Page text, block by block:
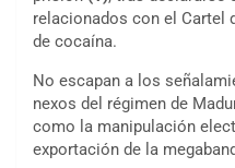
relacionados con el Cartel
de cocaína.
No escapan a los
nexos del régimen de
como la manipulación
exportación de la